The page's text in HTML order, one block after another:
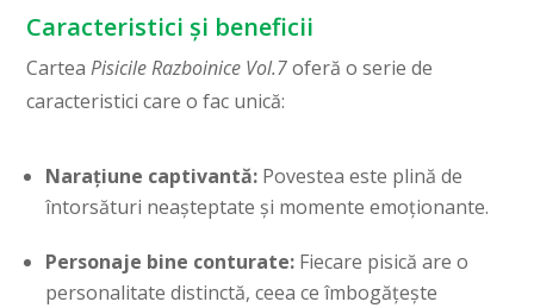
Caracteristici și beneficii
CarteaPisicile Razboinice Vol.7oferă o serie de
caracteristici care o fac unică:
Narațiune captivantă: Povestea este plină de
întorsături neașteptate și momente emoționante.
Personaje bine conturate: Fiecare pisică are o
personalitate distinctă, ceea ce îmbogățește